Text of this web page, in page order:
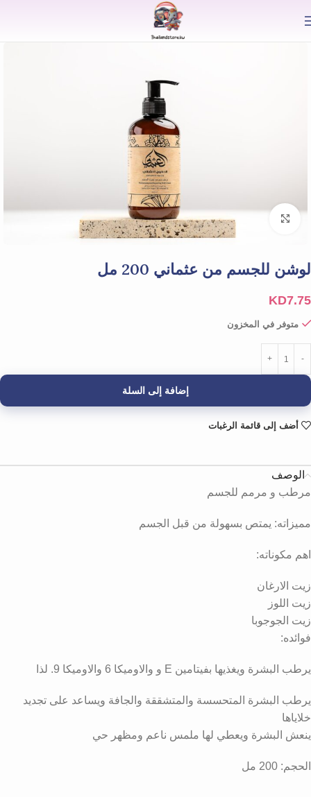
Click to enlarge
لوشن للجسم من عثماني 200 مل
KD7.75
متوفر في المخزون
إضافة إلى السلة
أضف إلى قائمة الرغبات
الوصف
مرطب و مرمم للجسم
مميزاته: يمتص بسهولة من قبل الجسم
اهم مكوناته:
زيت الارغان
زيت اللوز
زيت الجوجوبا
فوائده:
يرطب البشرة ويغذيها بفيتامين E و والاوميكا 6 والاوميكا 9. لذا
يرطب البشرة المتحسسة والمتشققة والجافة ويساعد على تجديد
خلاياها
ينعش البشرة ويعطي لها ملمس ناعم ومظهر حي
الحجم: 200 مل